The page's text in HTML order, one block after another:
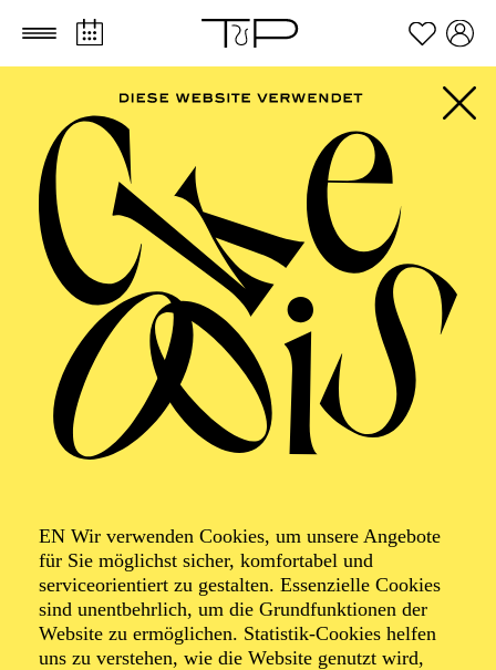
Zum Hauptinhalt springen Zum Footer springen
EN Wir verwenden Cookies, um unsere Angebote
für Sie möglichst sicher, komfortabel und
serviceorientiert zu gestalten. Essenzielle Cookies
sind unentbehrlich, um die Grundfunktionen der
Website zu ermöglichen. Statistik-Cookies helfen
uns zu verstehen, wie die Website genutzt wird,
FOLLOW US ON SOCIAL MEDIA
ORDER TICKETS +49 201 81 22-200
THEATER UND PHILHARMONIE ESSEN GMBH
OPERNPLATZ 10 — 45128 ESSEN